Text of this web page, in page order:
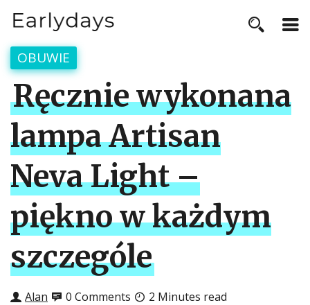
OBUWIE
Ręcznie wykonana
lampa Artisan
Neva Light –
piękno w każdym
szczególe
Alan 0 Comments 2 Minutes read